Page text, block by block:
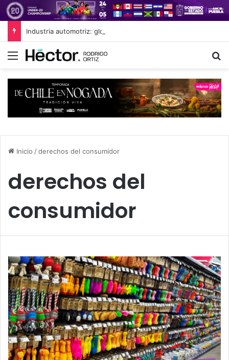
Industria automotriz: globalización sin libre comercio
Menú
Inicio /derechos del consumidor
derechos del
consumidor